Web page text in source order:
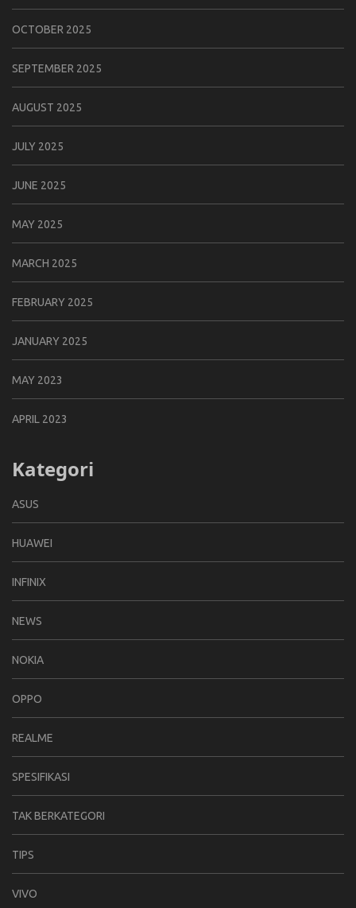
OCTOBER 2025
SEPTEMBER 2025
AUGUST 2025
JULY 2025
JUNE 2025
MAY 2025
MARCH 2025
FEBRUARY 2025
JANUARY 2025
MAY 2023
APRIL 2023
Kategori
ASUS
HUAWEI
INFINIX
NEWS
NOKIA
OPPO
REALME
SPESIFIKASI
TAK BERKATEGORI
TIPS
VIVO